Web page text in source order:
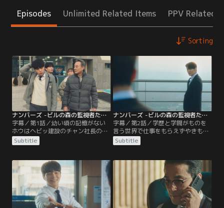
Episodes Unlimited Related Items PPV Related
Sorting
ナンバーズ -ビルの森の監視者たち- 第01話／字幕
字幕／第1話／幼い頃の記憶がない
ホウはヘビッ建設のチャン社長の元
で育つ。そんなある日、チャン社長
は会社の倒産を言い渡され自殺して
るために会計士になることを決心
し、必死に勉強をする。そして、チ
ャン社長に倒産を言い渡したテイル
会計法人に入社するが…。
Subtitle
ナンバーズ -ビルの森の監視者たち- 第02話／字幕
字幕／第2話／学歴と学閥がものを
言う世界で仕事をもらえずやきもき
するホウは、もどかしい気持ちで会
社の屋上へと向かう。すると、そこ
ていた、チャン社長に倒産を言い渡
した張本人であるスンジョがいた。
そこで、ホウはスンジョからあるこ
とを言われるが…。
Subtitle